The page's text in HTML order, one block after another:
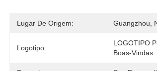
Lugar De Origem: Guangzhou,
Logotipo:
LOGOTIPO
Boas-Vindas